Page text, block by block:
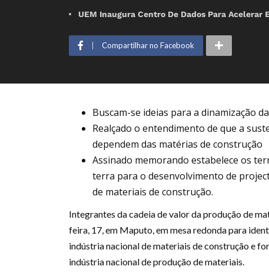
UEM Inaugura Centro De Dados Para
Compartilhar no Facebook
Buscam-se ideias para a dinamização
Realçado o entendimento de que a
dependem das matérias de construção
Assinado memorando estabelece os
terra para o desenvolvimento de
de materiais de construção.
Integrantes da cadeia de valor da produção de
feira, 17, em Maputo, em mesa redonda para
indústria nacional de materiais de construção e
indústria nacional de produção de materiais.